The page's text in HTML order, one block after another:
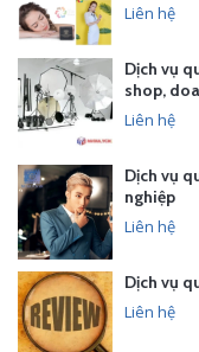
Liên hệ
Dịch vụ
shop,
Liên hệ
Dịch vụ
nghiệp
Liên hệ
Dịch vụ
Liên hệ